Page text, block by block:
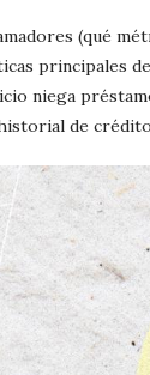
(qué
principales
niega
de